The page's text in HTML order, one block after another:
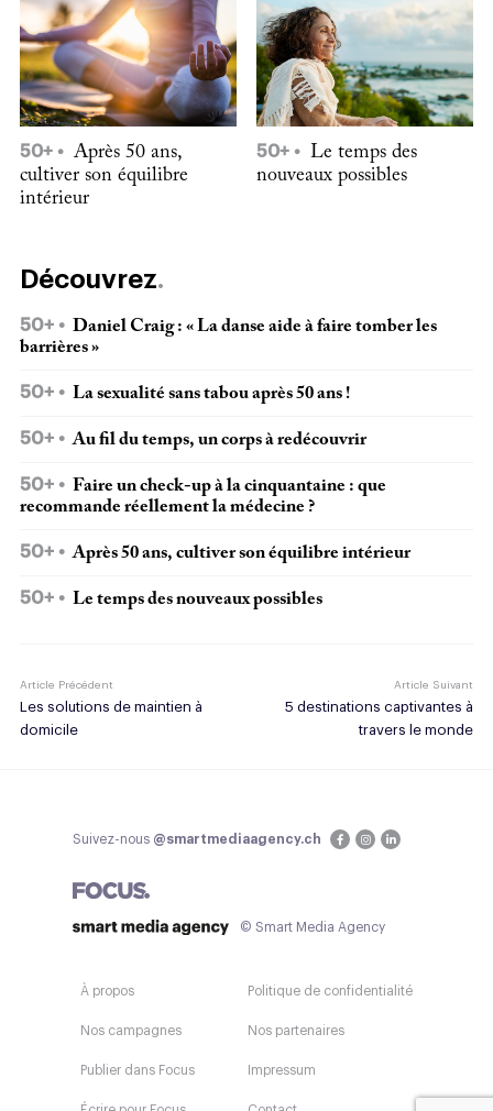
50+
Après 50 ans,
cultiver son équilibre
intérieur
50+
Le temps des
nouveaux possibles
Découvrez
50+
Daniel Craig : « La danse aide à faire tomber les
barrières »
50+ La sexualité sans tabou après 50 ans !
50+ Au fil du temps, un corps à redécouvrir
50+
Faire un check-up à la cinquantaine : que
recommande réellement la médecine ?
50+ Après 50 ans, cultiver son équilibre intérieur
50+ Le temps des nouveaux possibles
Article Précédent
Les solutions de maintien à
domicile
Article Suivant
5 destinations captivantes à
travers le monde
Suivez-nous @smartmediaagency.ch
© Smart Media Agency
À propos
Nos campagnes
Publier dans Focus
Politique de confidentialité
Nos partenaires
Impressum